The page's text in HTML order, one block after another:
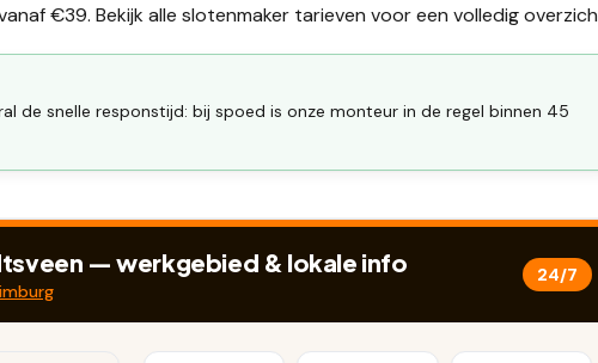
€39. Bekijk alle slotenmaker tarieven voor een volledig
de snelle responstijd: bij spoed is onze monteur in de regel binnen 45
— werkgebied & lokale info 24/7